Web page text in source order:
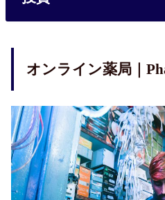
オンライン薬局｜